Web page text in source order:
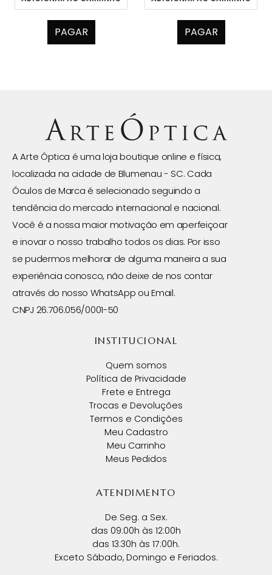
PAGAR PAGAR
A Arte Óptica é uma loja boutique online e física,
localizada na cidade de Blumenau - SC. Cada
Óculos de Marca é selecionado seguindo a
tendência do mercado internacional e nacional.
Você é a nossa maior motivação em aperfeiçoar
e inovar o nosso trabalho todos os dias. Por isso
se pudermos melhorar de alguma maneira a sua
experiência conosco, não deixe de nos contar
através do nosso WhatsApp ou Email.
CNPJ 26.706.056/0001-50
INSTITUCIONAL
Quem somos
Política de Privacidade
Frete e Entrega
Trocas e Devoluções
Termos e Condições
Meu Cadastro
Meu Carrinho
Meus Pedidos
ATENDIMENTO
De Seg. a Sex.
das 09:00h às 12:00h
das 13:30h às 17:00h.
Exceto Sábado, Domingo e Feriados.